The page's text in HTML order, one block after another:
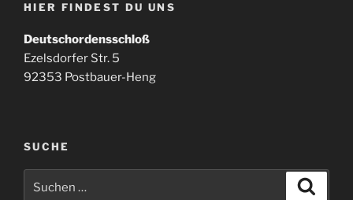
HIER FINDEST DU UNS
Deutschordensschloß
Ezelsdorfer Str. 5
92353 Postbauer-Heng
SUCHE